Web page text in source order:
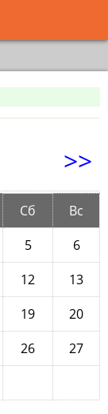
>>
Сб
Вс
5
6
12
13
19
20
26
27